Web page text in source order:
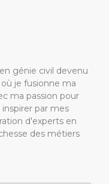
génie civil devenu
je fusionne ma
ma passion pour
par mes
d'experts en
des métiers